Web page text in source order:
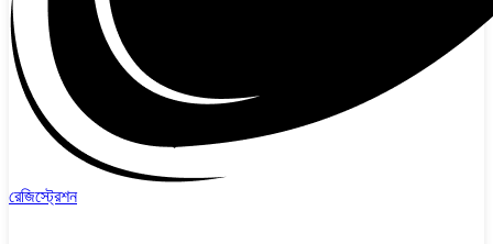
রেজিস্ট্রেশন